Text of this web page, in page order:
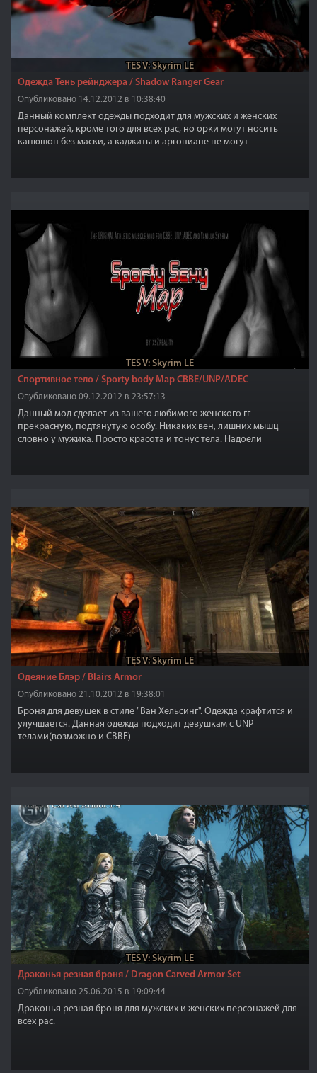
TES V: Skyrim LE
Одежда Тень рейнджера / Shadow Ranger Gear
Опубликовано 14.12.2012 в 10:38:40
Данный комплект одежды подходит для мужских и женских
персонажей, кроме того для всех рас, но орки могут носить
капюшон без маски, а каджиты и аргониане не могут
TES V: Skyrim LE
Спортивное тело / Sporty body Map CBBE/UNP/ADEC
Опубликовано 09.12.2012 в 23:57:13
Данный мод сделает из вашего любимого женского гг
прекрасную, подтянутую особу. Никаких вен, лишних мышц
словно у мужика. Просто красота и тонус тела. Надоели
TES V: Skyrim LE
Одеяние Блэр / Blairs Armor
Опубликовано 21.10.2012 в 19:38:01
Броня для девушек в стиле "Ван Хельсинг". Одежда крафтится и
улучшается. Данная одежда подходит девушкам с UNP
телами(возможно и CBBE)
TES V: Skyrim LE
Драконья резная броня / Dragon Carved Armor Set
Опубликовано 25.06.2015 в 19:09:44
Драконья резная броня для мужских и женских персонажей для
всех рас.